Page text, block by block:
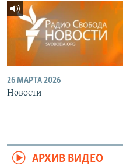
26 МАРТА 2026
Новости
АРХИВ ВИДЕО